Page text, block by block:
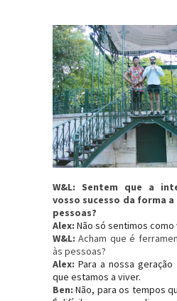
W&L: Sentem que a
vosso sucesso da forma a
pessoas?
Alex: Não só sentimos como
W&L: Acham que é
às pessoas?
Alex: Para a nossa
que estamos a viver.
Ben: Não, para os tempos